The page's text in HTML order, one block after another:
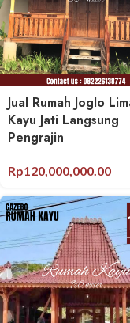
Jual Rumah Joglo
Kayu Jati Langsung
Pengrajin
Rp120,000,000.00